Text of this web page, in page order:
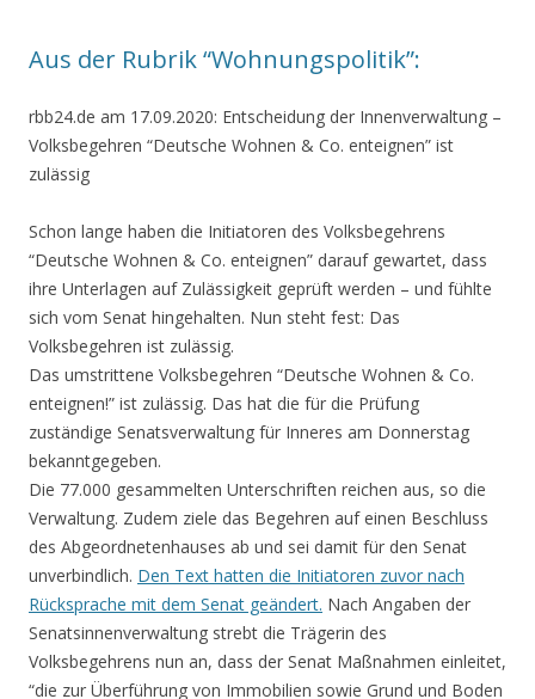
Aus der Rubrik “Wohnungspolitik”:
rbb24.de am 17.09.2020: Entscheidung der Innenverwaltung –
Volksbegehren “Deutsche Wohnen & Co. enteignen” ist
zulässig
Schon lange haben die Initiatoren des Volksbegehrens
“Deutsche Wohnen & Co. enteignen” darauf gewartet, dass
ihre Unterlagen auf Zulässigkeit geprüft werden – und fühlte
sich vom Senat hingehalten. Nun steht fest: Das
Volksbegehren ist zulässig.
Das umstrittene Volksbegehren “Deutsche Wohnen & Co.
enteignen!” ist zulässig. Das hat die für die Prüfung
zuständige Senatsverwaltung für Inneres am Donnerstag
bekanntgegeben.
Die 77.000 gesammelten Unterschriften reichen aus, so die
Verwaltung. Zudem ziele das Begehren auf einen Beschluss
des Abgeordnetenhauses ab und sei damit für den Senat
unverbindlich. Den Text hatten die Initiatoren zuvor nach
Rücksprache mit dem Senat geändert. Nach Angaben der
Senatsinnenverwaltung strebt die Trägerin des
Volksbegehrens nun an, dass der Senat Maßnahmen einleitet,
“die zur Überführung von Immobilien sowie Grund und Boden